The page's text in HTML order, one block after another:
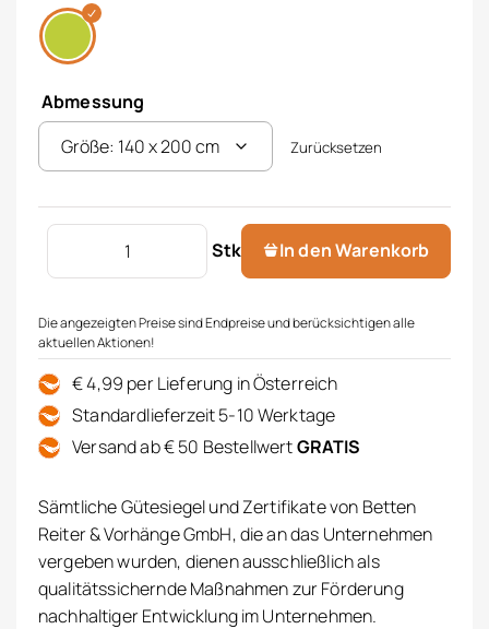
Abmessung
Zurücksetzen
Stk
Jugendbettwäsche Menge
In den Warenkorb
Die angezeigten Preise sind Endpreise und berücksichtigen alle
aktuellen Aktionen!
€ 4,99 per Lieferung in Österreich
Standardlieferzeit 5-10 Werktage
Versand ab € 50 BestellwertGRATIS
Sämtliche Gütesiegel und Zertifikate von Betten
Reiter & Vorhänge GmbH, die an das Unternehmen
vergeben wurden, dienen ausschließlich als
qualitätssichernde Maßnahmen zur Förderung
nachhaltiger Entwicklung im Unternehmen.